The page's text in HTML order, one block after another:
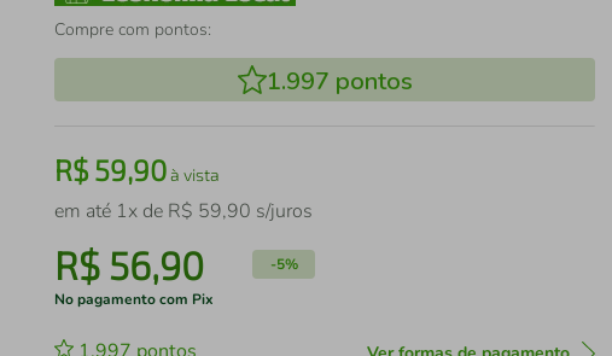
Compre com pontos:
1.997 pontos
R$59,90à vista
em até 1x de R$ 59,90 s/juros
R$ 56,90 -5%
No pagamento com Pix